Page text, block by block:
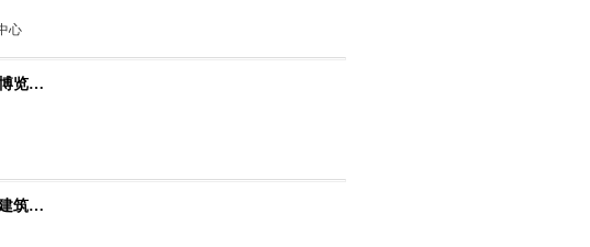
心
博览…
筑…